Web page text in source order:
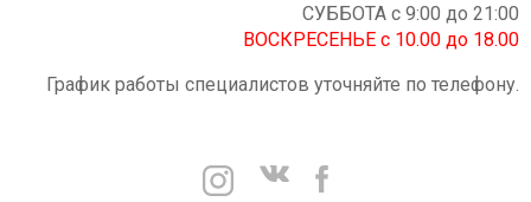
СУББОТА с 9:00 до 21:00
ВОСКРЕСЕНЬЕ с 10.00 до 18.00
График работы специалистов уточняйте по телефону.